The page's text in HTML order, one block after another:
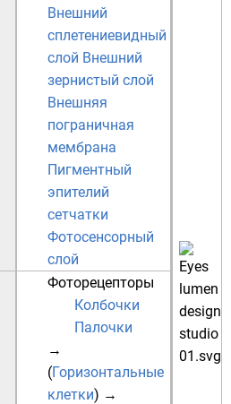
Внешний
сплетениевидный
слой Внешний
зернистый слой
Внешняя
пограничная
мембрана
Пигментный
эпителий
сетчатки
Фотосенсорный
слой
Фоторецепторы
Колбочки
Палочки
→
(Горизонтальные
клетки) →